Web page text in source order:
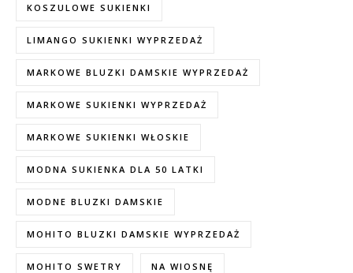
KOSZULOWE SUKIENKI
LIMANGO SUKIENKI WYPRZEDAŻ
MARKOWE BLUZKI DAMSKIE WYPRZEDAŻ
MARKOWE SUKIENKI WYPRZEDAŻ
MARKOWE SUKIENKI WŁOSKIE
MODNA SUKIENKA DLA 50 LATKI
MODNE BLUZKI DAMSKIE
MOHITO BLUZKI DAMSKIE WYPRZEDAŻ
MOHITO SWETRY NA WIOSNĘ